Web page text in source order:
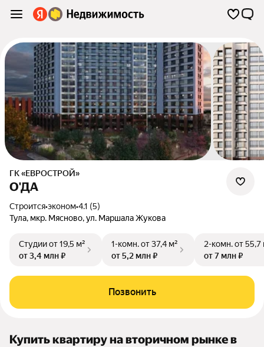
ГК «ЕВРОСТРОЙ»
О'ДА
Строится•эконом•4.1 (5)
Тула, мкр. Мясново,ул. Маршала Жукова
Студииот 19,5 м²
от 3,4 млн ₽
1-комн.от 37,4 м²
от 5,2 млн ₽
2-комн.от 55,7
от 7 млн ₽
Позвонить
Купить квартиру на вторичном рынке в